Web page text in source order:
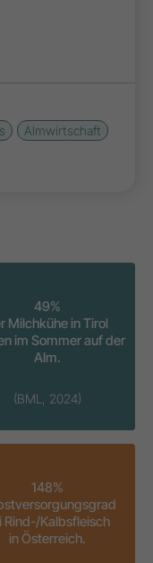
Almwirtschaft
49%
Milchkühe in Tirol
im Sommer auf der
Alm.
(BML, 2024)
148%
Rind-/Kalbsfleisch
in Österreich.